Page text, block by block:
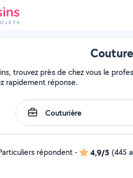
trouvez près de chez vous le
rapidement réponse.
répondent- 4,9/5 (445